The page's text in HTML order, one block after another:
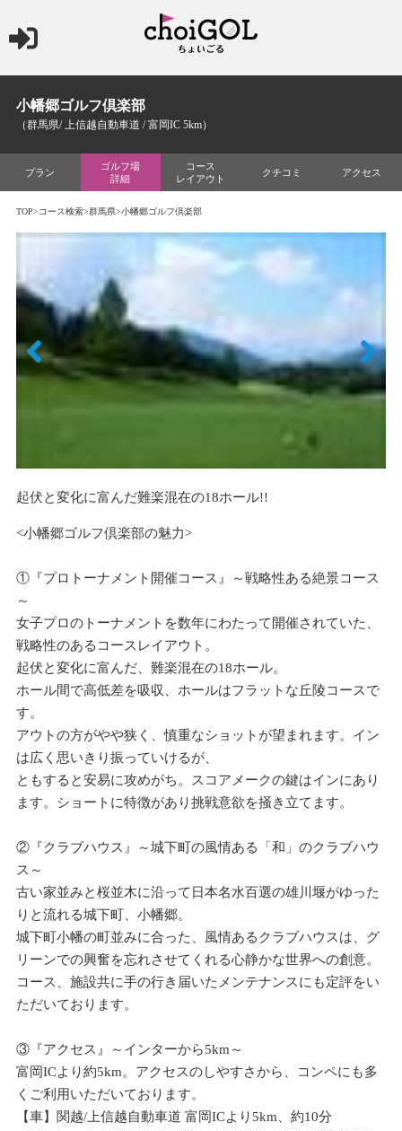
小幡郷ゴルフ倶楽部
（群馬県/ 上信越自動車道 / 富岡IC 5km）
プラン
ゴルフ場
詳細
コース
レイアウト
クチコミ アクセス
TOP>コース検索>群馬県>小幡郷ゴルフ倶楽部
起伏と変化に富んだ難楽混在の18ホール!!
<小幡郷ゴルフ倶楽部の魅力>
①『プロトーナメント開催コース』～戦略性ある絶景コース
～
女子プロのトーナメントを数年にわたって開催されていた、
戦略性のあるコースレイアウト。
起伏と変化に富んだ、難楽混在の18ホール。
ホール間で高低差を吸収、ホールはフラットな丘陵コースで
す。
アウトの方がやや狭く、慎重なショットが望まれます。イン
は広く思いきり振っていけるが、
ともすると安易に攻めがち。スコアメークの鍵はインにあり
ます。ショートに特徴があり挑戦意欲を掻き立てます。
②『クラブハウス』～城下町の風情ある「和」のクラブハウ
ス～
古い家並みと桜並木に沿って日本名水百選の雄川堰がゆった
りと流れる城下町、小幡郷。
城下町小幡の町並みに合った、風情あるクラブハウスは、グ
リーンでの興奮を忘れさせてくれる心静かな世界への創意。
コース、施設共に手の行き届いたメンテナンスにも定評をい
ただいております。
③『アクセス』～インターから5km～
富岡ICより約5km。アクセスのしやすさから、コンペにも多
くご利用いただいております。
【車】関越/上信越自動車道 富岡ICより5km、約10分